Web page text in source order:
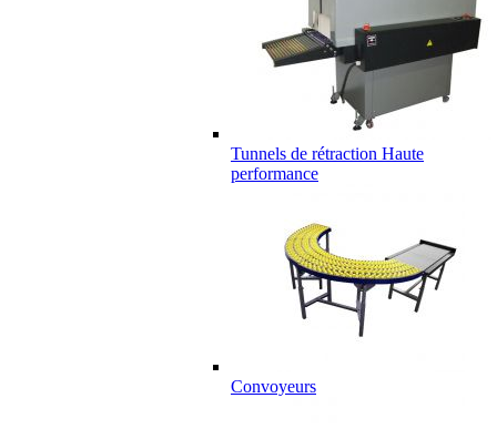
Tunnels de rétraction Haute
performance
Convoyeurs